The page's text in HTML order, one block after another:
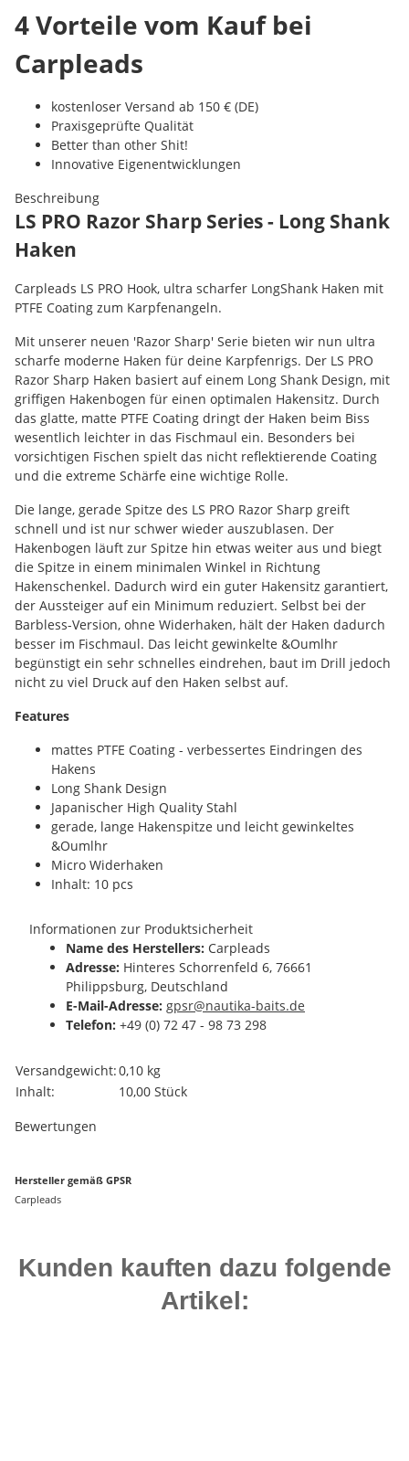
4 Vorteile vom Kauf bei
Carpleads
kostenloser Versand ab 150 € (DE)
Praxisgeprüfte Qualität
Better than other Shit!
Innovative Eigenentwicklungen
Beschreibung
LS PRO Razor Sharp Series - Long Shank
Haken
Carpleads LS PRO Hook, ultra scharfer LongShank Haken mit
PTFE Coating zum Karpfenangeln.
Mit unserer neuen 'Razor Sharp' Serie bieten wir nun ultra
scharfe moderne Haken für deine Karpfenrigs. Der LS PRO
Razor Sharp Haken basiert auf einem Long Shank Design, mit
griffigen Hakenbogen für einen optimalen Hakensitz. Durch
das glatte, matte PTFE Coating dringt der Haken beim Biss
wesentlich leichter in das Fischmaul ein. Besonders bei
vorsichtigen Fischen spielt das nicht reflektierende Coating
und die extreme Schärfe eine wichtige Rolle.
Die lange, gerade Spitze des LS PRO Razor Sharp greift
schnell und ist nur schwer wieder auszublasen. Der
Hakenbogen läuft zur Spitze hin etwas weiter aus und biegt
die Spitze in einem minimalen Winkel in Richtung
Hakenschenkel. Dadurch wird ein guter Hakensitz garantiert,
der Aussteiger auf ein Minimum reduziert. Selbst bei der
Barbless-Version, ohne Widerhaken, hält der Haken dadurch
besser im Fischmaul. Das leicht gewinkelte &Oumlhr
begünstigt ein sehr schnelles eindrehen, baut im Drill jedoch
nicht zu viel Druck auf den Haken selbst auf.
Features
mattes PTFE Coating - verbessertes Eindringen des
Hakens
Long Shank Design
Japanischer High Quality Stahl
gerade, lange Hakenspitze und leicht gewinkeltes
&Oumlhr
Micro Widerhaken
Inhalt: 10 pcs
Informationen zur Produktsicherheit
Name des Herstellers: Carpleads
Adresse: Hinteres Schorrenfeld 6, 76661
Philippsburg, Deutschland
E-Mail-Adresse: gpsr@nautika-baits.de
Telefon: +49 (0) 72 47 - 98 73 298
Produkteigenschaft
Wert
Versandgewicht:0,10 kg
Inhalt:
10,00 Stück
Bewertungen
Hersteller gemäß GPSR
Carpleads
Kunden kauften dazu folgende
Artikel: